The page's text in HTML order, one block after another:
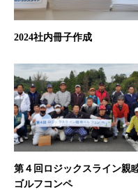
2024社内冊子作成
第４回ロジックスライン親
ゴルフコンペ